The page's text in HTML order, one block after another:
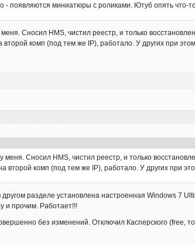
- появляются миниатюры с роликами. Ютуб опять что-
Сносил HMS, чистил реестр, и только
второй комп (под тем же IP), работало. У других при
Сносил HMS, чистил реестр, и только
второй комп (под тем же IP), работало. У других при
разделе установлена настроенная Windows 7
и прочим. Работает!!!
без изменений. Отключил Касперского (free,